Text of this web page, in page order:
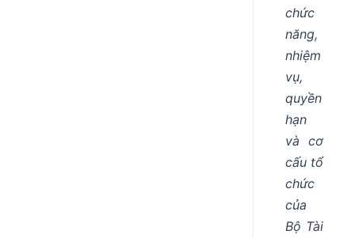
chức
năng,
nhiệm
vụ,
quyền
hạn
và cơ
cấu tổ
chức
của
Bộ Tài